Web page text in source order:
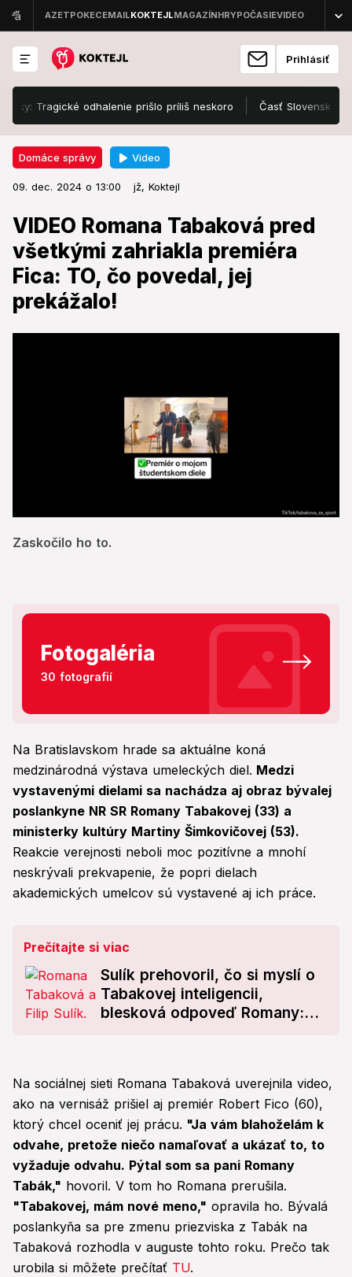
Prihlásiť
odhalenie prišlo príliš neskoro Časť Slovenska zasiahla
Domáce správy Video
09. dec. 2024 o 13:00 jž, Koktejl
VIDEO Romana Tabaková pred
všetkými zahriakla premiéra
Fica: TO, čo povedal, jej
prekážalo!
seconds
of
Zaskočilo ho to.
Domáce správy 09. dec. 2024 o 13:00
VIDEO Romana Tabaková pred
všetkými zahriakla premiéra Fica:
TO, čo povedal, jej prekážalo!
Zaskočilo ho to.
Fotogaléria
30 fotografií
Na Bratislavskom hrade sa aktuálne koná
medzinárodná výstava umeleckých diel. Medzi
vystavenými dielami sa nachádza aj obraz bývalej
poslankyne NR SR Romany Tabakovej (33) a
ministerky kultúry Martiny Šimkovičovej (53).
Reakcie verejnosti neboli moc pozitívne a mnohí
neskrývali prekvapenie, že popri dielach
akademických umelcov sú vystavené aj ich práce.
Prečítajte si viac
Sulík prehovoril, čo si myslí o
Tabakovej inteligencii,
blesková odpoveď Romany:
Na sociálnej sieti Romana Tabaková uverejnila video,
ako na vernisáž prišiel aj premiér Robert Fico (60),
ktorý chcel oceniť jej prácu. "Ja vám blahoželám k
odvahe, pretože niečo namaľovať a ukázať to, to
vyžaduje odvahu. Pýtal som sa pani Romany
Tabák," hovoril. V tom ho Romana prerušila.
"Tabakovej, mám nové meno," opravila ho. Bývalá
poslankyňa sa pre zmenu priezviska z Tabák na
Tabaková rozhodla v auguste tohto roku. Prečo tak
urobila si môžete prečítať TU.